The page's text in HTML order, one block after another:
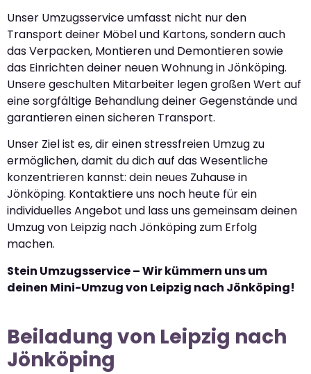
Unser Umzugsservice umfasst nicht nur den
Transport deiner Möbel und Kartons, sondern auch
das Verpacken, Montieren und Demontieren sowie
das Einrichten deiner neuen Wohnung in Jönköping.
Unsere geschulten Mitarbeiter legen großen Wert auf
eine sorgfältige Behandlung deiner Gegenstände und
garantieren einen sicheren Transport.
Unser Ziel ist es, dir einen stressfreien Umzug zu
ermöglichen, damit du dich auf das Wesentliche
konzentrieren kannst: dein neues Zuhause in
Jönköping. Kontaktiere uns noch heute für ein
individuelles Angebot und lass uns gemeinsam deinen
Umzug von Leipzig nach Jönköping zum Erfolg
machen.
Stein Umzugsservice – Wir kümmern uns um
deinen Mini-Umzug von Leipzig nach Jönköping!
Beiladung von Leipzig nach
Jönköping